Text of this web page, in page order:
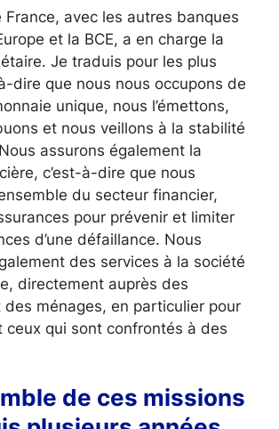
France, avec les autres banques
et la BCE, a en charge la
Je traduis pour les plus
dire que nous nous occupons de
unique, nous l’émettons,
et nous veillons à la stabilité
assurons également la
c’est-à-dire que nous
du secteur financier,
pour prévenir et limiter
d’une défaillance. Nous
des services à la société
directement auprès des
des ménages, en particulier pour
ceux qui sont confrontés à des
de ces missions